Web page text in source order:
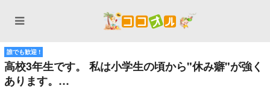
誰でも歓迎 !
高校3年生です。 私は小学生の頃から"休み癖"が強く
あります。…